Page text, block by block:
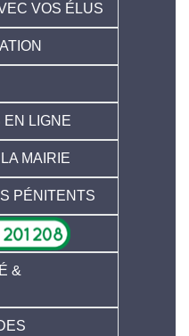
VOS ÉLUS
EN LIGNE
MAIRIE
PÉNITENTS
&